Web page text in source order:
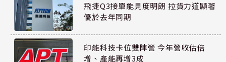
飛捷Q3接單能見度明朗 拉貨力道顯著
優於去年同期
印能科技卡位雙陣營 今年營收估倍
增、產能再增3成